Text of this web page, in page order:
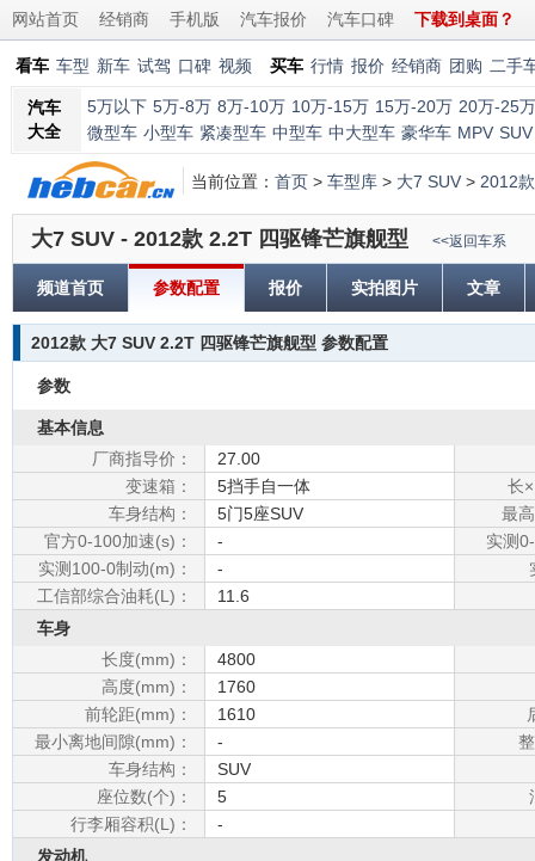
网站首页 经销商 手机版 汽车报价 汽车口碑 下载到桌面？
看车 车型 新车 试驾 口碑 视频 买车 行情 报价 经销商 团购 二手
汽车
大全
5万以下 5万-8万 8万-10万 10万-15万 15万-20万 20万-25万
微型车 小型车 紧凑型车 中型车 中大型车 豪华车 MPV SUV
当前位置： 首页 > 车型库 > 大7 SUV > 2012
大7 SUV - 2012款 2.2T 四驱锋芒旗舰型 <<返回车系
频道首页 参数配置 报价 实拍图片 文章
2012款 大7 SUV 2.2T 四驱锋芒旗舰型 参数配置
参数
基本信息
厂商指导价：
27.00
变速箱：
5挡手自一体
长
车身结构：
5门5座SUV
最
官方0-100加速(s)：
-
实测
实测100-0制动(m)：
-
工信部综合油耗(L)：
11.6
车身
长度(mm)：
4800
高度(mm)：
1760
前轮距(mm)：
1610
最小离地间隙(mm)：
-
车身结构：
SUV
座位数(个)：
5
行李厢容积(L)：
-
发动机